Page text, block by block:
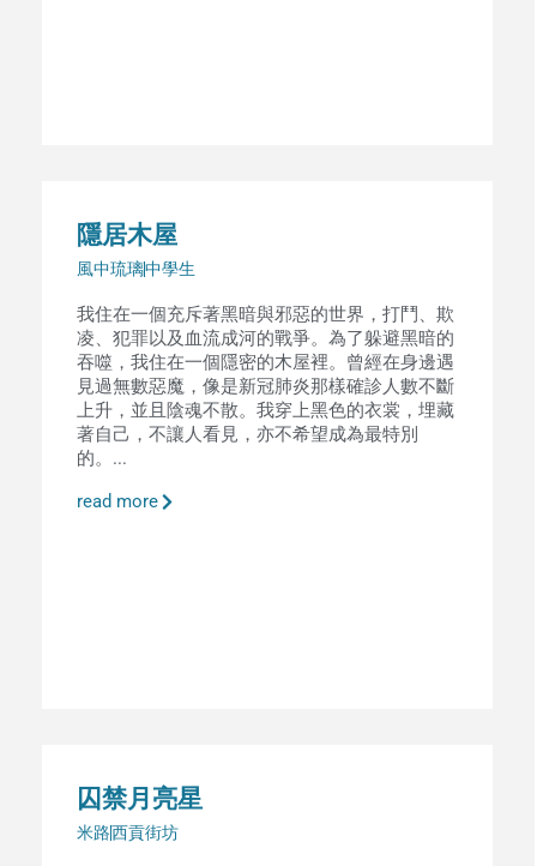
隱居木屋
風中琉璃中學生
我住在一個充斥著黑暗與邪惡的世界，打鬥、欺
凌、犯罪以及血流成河的戰爭。為了躲避黑暗的
吞噬，我住在一個隱密的木屋裡。曾經在身邊遇
見過無數惡魔，像是新冠肺炎那樣確診人數不斷
上升，並且陰魂不散。我穿上黑色的衣裳，埋藏
著自己，不讓人看見，亦不希望成為最特別
的。...
read more
囚禁月亮星
米路西貢街坊